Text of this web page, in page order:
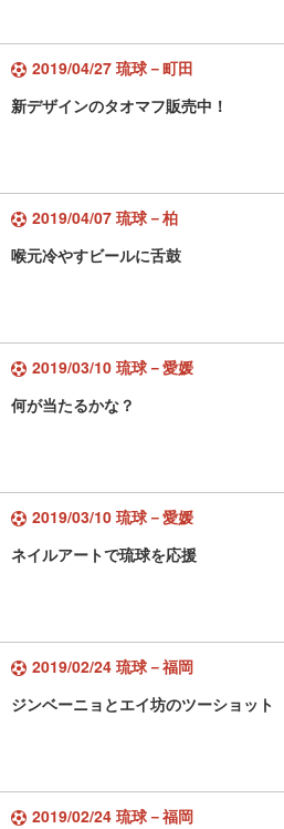
2019/04/27 琉球－町田
新デザインのタオマフ販売中！
2019/04/07 琉球－柏
喉元冷やすビールに舌鼓
2019/03/10 琉球－愛媛
何が当たるかな？
2019/03/10 琉球－愛媛
ネイルアートで琉球を応援
2019/02/24 琉球－福岡
ジンベーニョとエイ坊のツーショット
2019/02/24 琉球－福岡